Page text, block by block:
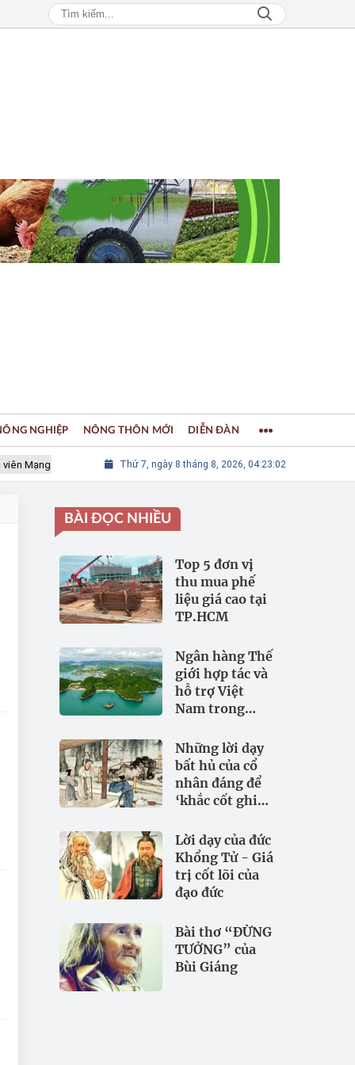
Mạng lưới các Thành phố Thủ công sáng tạo Thế giới
Thứ 7, ngày 8 tháng 8, 2026, 04:23:03
NGHIỆP NÔNG THÔN MỚI DIỄN ĐÀN
BÀI ĐỌC NHIỀU
Top 5 đơn vị
thu mua phế
liệu giá cao tại
TP.HCM
Ngân hàng Thế
giới hợp tác và
hỗ trợ Việt
Nam trong
ninh nguồn
nước
Những lời dạy
bất hủ của cổ
nhân đáng để
‘khắc cốt ghi
Lời dạy của đức
Khổng Tử - Giá
trị cốt lõi của
đạo đức
Bài thơ “ĐỪNG
TƯỞNG” của
Bùi Giáng